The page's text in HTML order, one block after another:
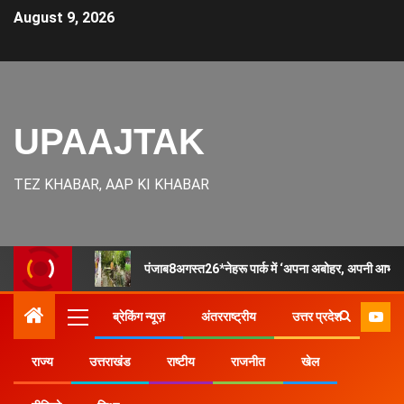
August 9, 2026
UPAAJTAK
TEZ KHABAR, AAP KI KHABAR
पंजाब8अगस्त26*नेहरू पार्क में ‘अपना अबोहर, अपनी
ब्रेकिंग न्यूज़ अंतरराष्ट्रीय उत्तर प्रदेश
राज्य उत्तराखंड राष्टीय राजनीत खेल